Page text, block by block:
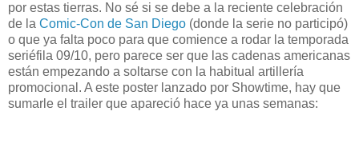
por estas tierras. No sé si se debe a la reciente celebración
de la Comic-Con de San Diego (donde la serie no participó)
o que ya falta poco para que comience a rodar la temporada
seriéfila 09/10, pero parece ser que las cadenas americanas
están empezando a soltarse con la habitual artillería
promocional. A este poster lanzado por Showtime, hay que
sumarle el trailer que apareció hace ya unas semanas: